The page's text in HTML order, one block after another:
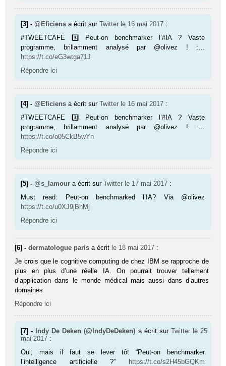
[3] -@Eficiens a écrit surTwitter le 16 mai 2017 :
#TWEETCAFE 3️⃣ Peut-on benchmarker l’#IA ? Vaste
programme, brillamment analysé par @olivez ! :…
https://t.co/eG3wtga71J
Répondre ici
[4] -@Eficiens a écrit surTwitter le 16 mai 2017 :
#TWEETCAFE 3️⃣ Peut-on benchmarker l’#IA ? Vaste
programme, brillamment analysé par @olivez ! :…
https://t.co/o05CkB5wYn
Répondre ici
[5] -@s_lamour a écrit surTwitter le 17 mai 2017 :
Must read: Peut-on benchmarked l’IA? Via @olivez
https://t.co/u0XJ9jBhMj
Répondre ici
[6] -dermatologue paris a écrit le 18 mai 2017 :
Je crois que le cognitive computing de chez IBM se rapproche de
plus en plus d’une réelle IA. On pourrait trouver tellement
d’application dans le monde médical mais aussi dans d’autres
domaines.
Répondre ici
[7] - Indy De Deken (@IndyDeDeken) a écrit sur Twitter le 25
mai 2017 :
Oui, mais il faut se lever tôt “Peut-on benchmarker
l’intelligence artificielle ?” https://t.co/s2H45bGQKm